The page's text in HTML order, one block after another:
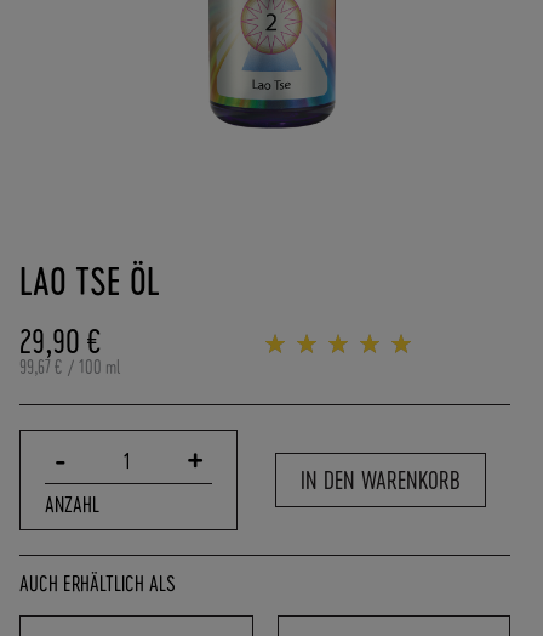
0
0
T
O
F
der
Bildergalerie
springen
LAO TSE ÖL
29,90 €
99,67 € / 100 ml
Bewertung:
- 1 +
ANZAHL
IN DEN WARENKORB
AUCH ERHÄLTLICH ALS